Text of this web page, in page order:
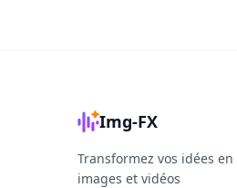
Img-FX
Transformez vos idées en
images et vidéos